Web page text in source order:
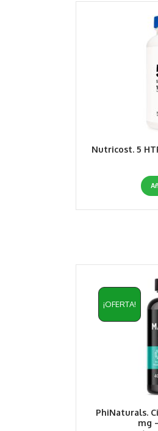
Nutricost. 5
PhiNaturals.
mg
¡OFERTA!